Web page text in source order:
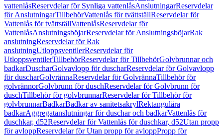
vattenlåsReservdelar för Synliga vattenlåsAnslutningarReservdelar
för AnslutningarTillbehörVattenlås för tvättställReservdelar för
Vattenlås för tvättställVattenlåsReservdelar för
VattenlåsAnslutningsböjarReservdelar för AnslutningsböjarRak
anslutningReservdelar för Rak
anslutningUtloppsventilerReservdelar för
UtloppsventilerTillbehörReservdelar för TillbehörGolvbrunnar och
badkarDuscharGolvavlopp för duscharReservdelar för Golvavlopp
för duscharGolvrännaReservdelar för GolvrännaTillbehör för
golvrännorGolvbrunn för duschReservdelar för Golvbrunn för
duschTillbehör för golvbrunnarReservdelar för Tillbehör för
golvbrunnarBadkarBadkar av sanitetsakrylRektangulära
badkarAggregatanslutningar för duschar och badkarVattenlås för
duschkar, d52Reservdelar för Vattenlås för duschkar, d52Utan propp
för avloppReservdelar för Utan propp för avloppPropp för